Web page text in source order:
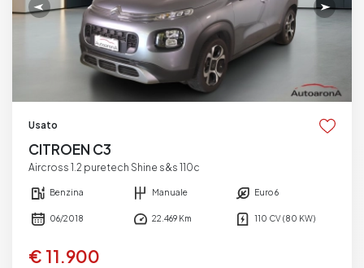
Usato
CITROEN C3
Aircross 1.2 puretech Shine s&s 110c
Benzina Manuale Euro 6
06/2018 22.469 Km 110 CV (80 KW)
€ 11.900